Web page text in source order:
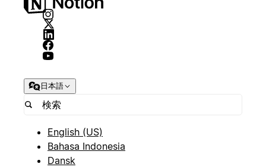
日本語
English (US)
Bahasa Indonesia
Dansk